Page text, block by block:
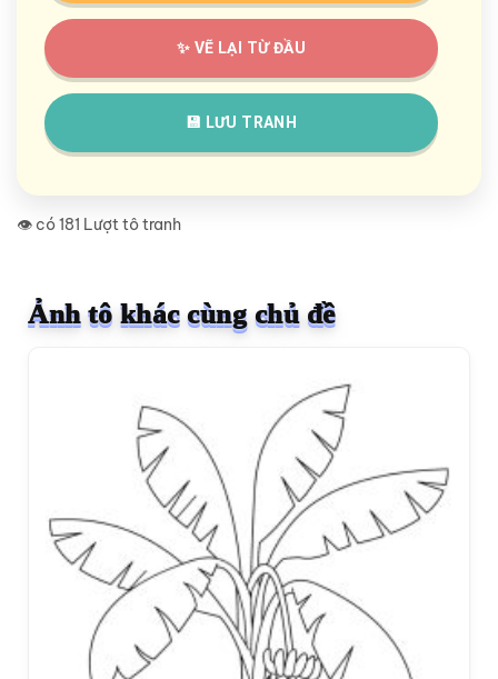
✨ VẼ LẠI TỪ ĐẦU
💾 LƯU TRANH
👁️ có 181 Lượt tô tranh
Ảnh tô khác cùng chủ đề